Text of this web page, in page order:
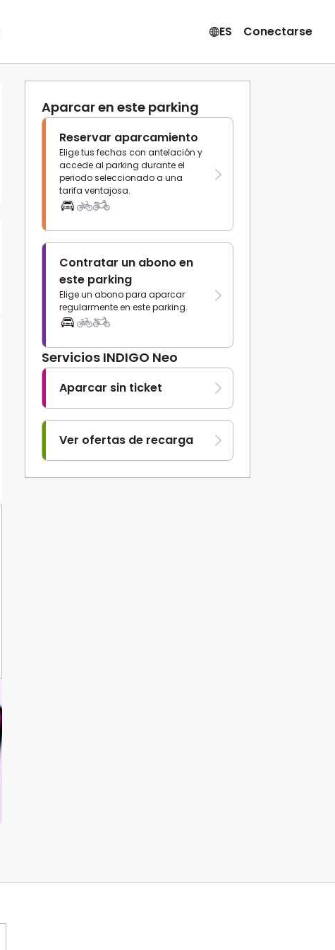
ES Conectarse
Aparcar en este parking
Reservar aparcamiento
Elige tus fechas con antelación y
accede al parking durante el
periodo seleccionado a una
tarifa ventajosa.
Contratar un abono en
este parking
Elige un abono para aparcar
regularmente en este parking.
Servicios INDIGO Neo
Aparcar sin ticket
Ver ofertas de recarga